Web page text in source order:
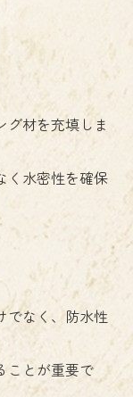
グ材を充填しま
く水密性を確保
でなく、防水性
ことが重要で